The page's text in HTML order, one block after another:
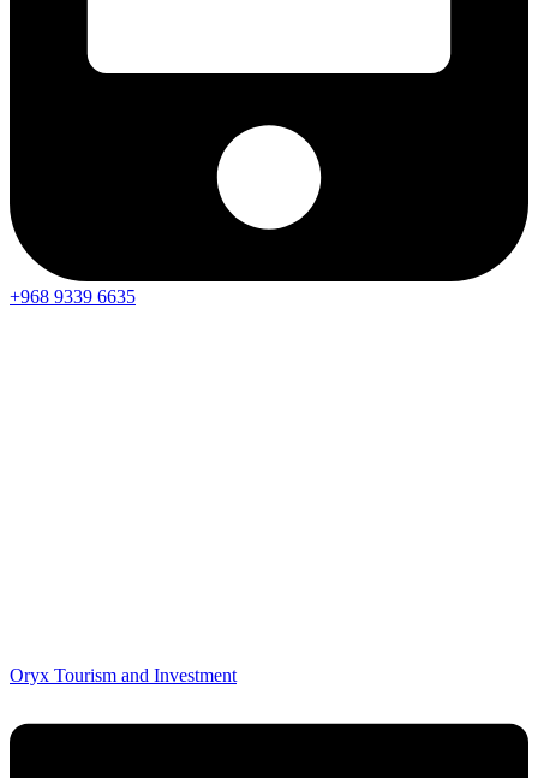
+968 9339 6635
Oryx Tourism and Investment